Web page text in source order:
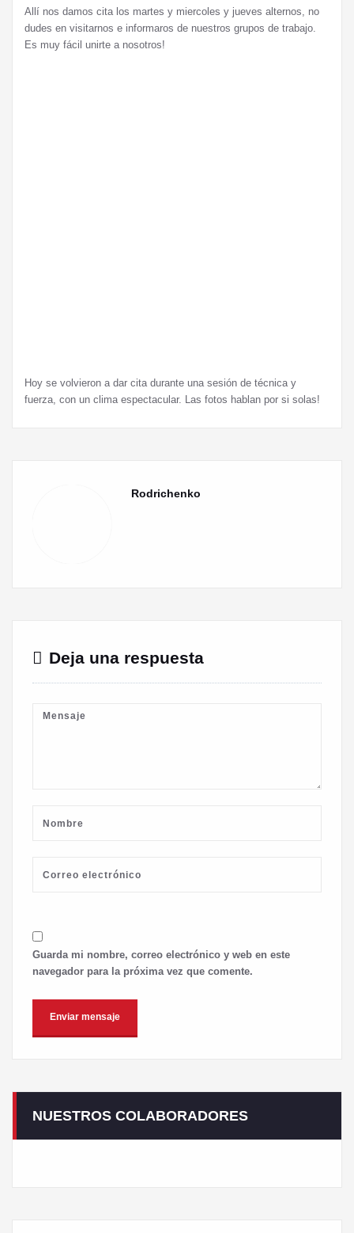
Allí nos damos cita los martes y miercoles y jueves alternos, no
dudes en visitarnos e informaros de nuestros grupos de trabajo.
Es muy fácil unirte a nosotros!
Hoy se volvieron a dar cita durante una sesión de técnica y
fuerza, con un clima espectacular. Las fotos hablan por si solas!
Rodrichenko
Deja una respuesta
Guarda mi nombre, correo electrónico y web en este
navegador para la próxima vez que comente.
NUESTROS COLABORADORES